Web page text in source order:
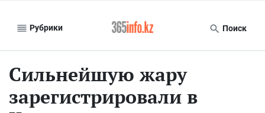
Рубрики Поиск
Сильнейшую жару
зарегистрировали в